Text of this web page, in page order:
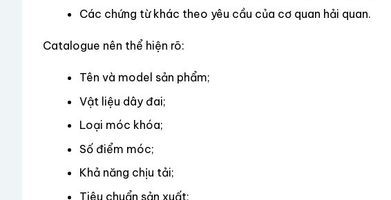
Các chứng từ khác theo yêu cầu của cơ quan hải quan.
Catalogue nên thể hiện rõ:
Tên và model sản phẩm;
Vật liệu dây đai;
Loại móc khóa;
Số điểm móc;
Khả năng chịu tải;
Tiêu chuẩn sản xuất;